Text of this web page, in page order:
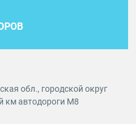
обл., городской округ
км автодороги М8